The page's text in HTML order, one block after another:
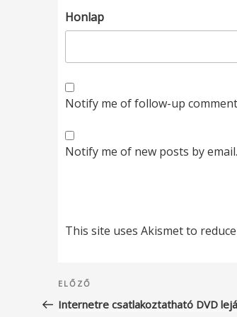
Honlap
Notify me of follow-up
Notify me of new posts by email.
This site uses Akismet to
Bejegyzés
navigáció
Korábbi
bejegyzés
ELŐZŐ
Internetre csatlakoztatható DVD